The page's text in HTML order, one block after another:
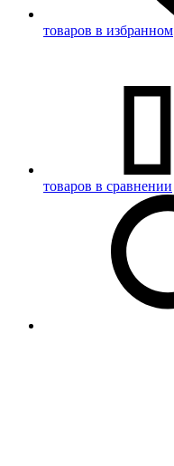
товаров в избранном
товаров в сравнении